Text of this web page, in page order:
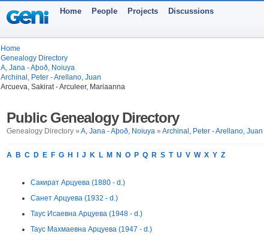
Home People Projects Discussions
Home
Genealogy Directory
A, Jana - Aþoð, Noiuya
Archinal, Peter - Arellano, Juan
Arcueva, Sakirat - Arculeer, Mariaanna
Public Genealogy Directory
Genealogy Directory » A, Jana - Aþoð, Noiuya » Archinal, Peter - Arellano, Juan
A B C D E F G H J K L M N O P Q R S T U V W X Y Z
Сакират Арцуева (1880 - d.)
Санет Арцуева (1932 - d.)
Таус Исаевна Арцуева (1948 - d.)
Таус Махмаевна Арцуева (1947 - d.)